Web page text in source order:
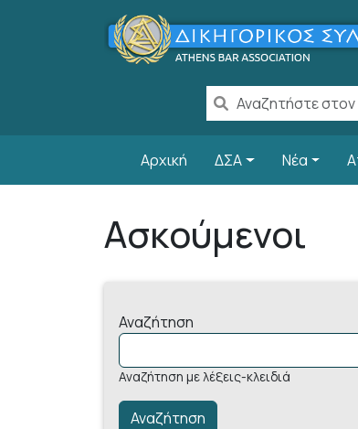
Παράκαμψη προς το κυρίως περιεχόμενο
Αρχική ΔΣΑ Νέα
Ασκούμενοι
Αναζήτηση
Αναζήτηση με λέξεις-κλειδιά